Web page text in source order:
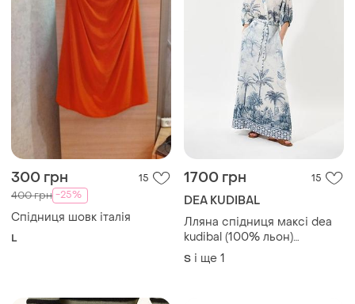
300 грн 15
400 грн -25%
Спідниця шовк італія
L
1700 грн 15
DEA KUDIBAL
Лляна спідниця максі dea
kudibal (100% льон)
преміум-бренд, розмір s
S і ще 1